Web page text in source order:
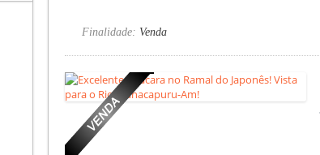
Finalidade: Venda